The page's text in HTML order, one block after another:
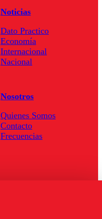
Noticias
Dato Practico
Economía
Internacional
Nacional
Nosotros
Quienes Somos
Contacto
Frecuencias